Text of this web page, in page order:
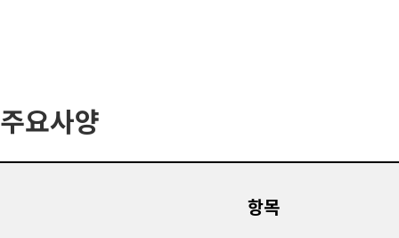
주요사양
항목